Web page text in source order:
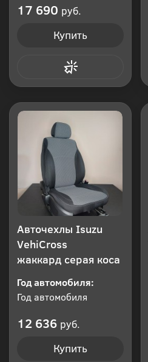
17 690 руб.
Купить
Авточехлы Isuzu
VehiCross
жаккард серая коса
Год автомобиля:
Год автомобиля
12 636 руб.
Купить